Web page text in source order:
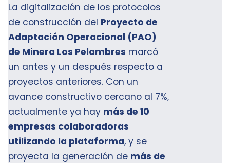
La digitalización de los protocolos
de construcción del Proyecto de
Adaptación Operacional (PAO)
de Minera Los Pelambres marcó
un antes y un después respecto a
proyectos anteriores. Con un
avance constructivo cercano al 7%,
actualmente ya hay más de 10
empresas colaboradoras
utilizando la plataforma, y se
proyecta la generación de más de